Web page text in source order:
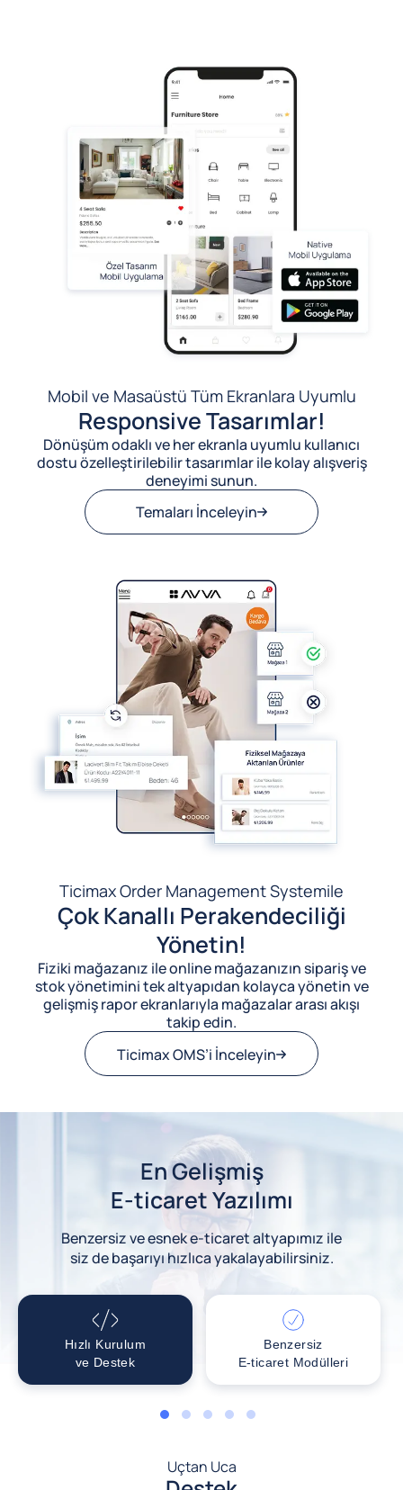
Mobil ve Masaüstü Tüm Ekranlara Uyumlu
Responsive Tasarımlar!
Dönüşüm odaklı ve her ekranla uyumlu kullanıcı
dostu özelleştirilebilir tasarımlar ile kolay alışveriş
deneyimi sunun.
Temaları İnceleyin
Ticimax Order Management Systemile
Çok Kanallı Perakendeciliği
Yönetin!
Fiziki mağazanız ile online mağazanızın sipariş ve
stok yönetimini tek altyapıdan kolayca yönetin ve
gelişmiş rapor ekranlarıyla mağazalar arası akışı
takip edin.
Ticimax OMS’i İnceleyin
En Gelişmiş
E-ticaret Yazılımı
Benzersiz ve esnek e-ticaret altyapımız ile
siz de başarıyı hızlıca yakalayabilirsiniz.
Hızlı Kurulum
ve Destek
Benzersiz
E-ticaret Modülleri
1 2 3 4 5
Uçtan Uca